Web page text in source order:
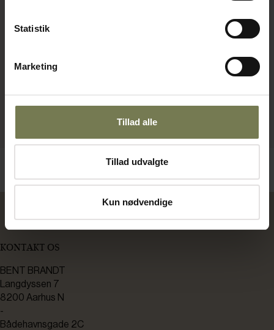
Statistik
Marketing
Tillad alle
Tillad udvalgte
Kun nødvendige
KONTAKT OS
BENT BRANDT
Langdyssen 7
8200 Aarhus N
-
Bådehavnsgade 2C